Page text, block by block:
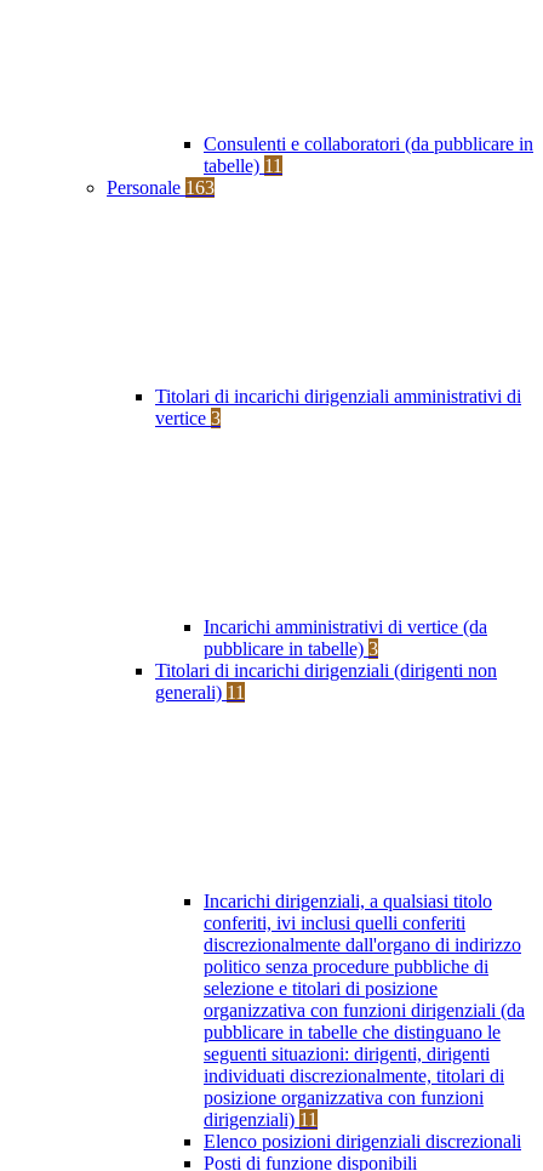
Consulenti e collaboratori (da pubblicare in
tabelle) 11
Personale 163
Titolari di incarichi dirigenziali amministrativi di
vertice 3
Incarichi amministrativi di vertice (da
pubblicare in tabelle) 3
Titolari di incarichi dirigenziali (dirigenti non
generali) 11
Incarichi dirigenziali, a qualsiasi titolo
conferiti, ivi inclusi quelli conferiti
discrezionalmente dall'organo di indirizzo
politico senza procedure pubbliche di
selezione e titolari di posizione
organizzativa con funzioni dirigenziali (da
pubblicare in tabelle che distinguano le
seguenti situazioni: dirigenti, dirigenti
individuati discrezionalmente, titolari di
posizione organizzativa con funzioni
dirigenziali) 11
Elenco posizioni dirigenziali discrezionali
Posti di funzione disponibili